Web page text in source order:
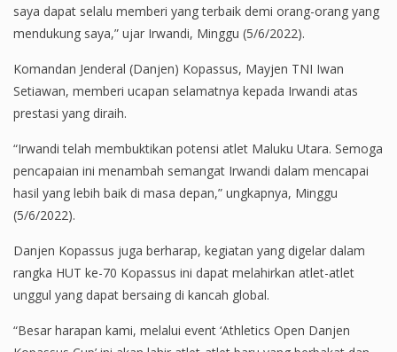
saya dapat selalu memberi yang terbaik demi orang-orang yang
mendukung saya,” ujar Irwandi, Minggu (5/6/2022).
Komandan Jenderal (Danjen) Kopassus, Mayjen TNI Iwan
Setiawan, memberi ucapan selamatnya kepada Irwandi atas
prestasi yang diraih.
“Irwandi telah membuktikan potensi atlet Maluku Utara. Semoga
pencapaian ini menambah semangat Irwandi dalam mencapai
hasil yang lebih baik di masa depan,” ungkapnya, Minggu
(5/6/2022).
Danjen Kopassus juga berharap, kegiatan yang digelar dalam
rangka HUT ke-70 Kopassus ini dapat melahirkan atlet-atlet
unggul yang dapat bersaing di kancah global.
“Besar harapan kami, melalui event ‘Athletics Open Danjen